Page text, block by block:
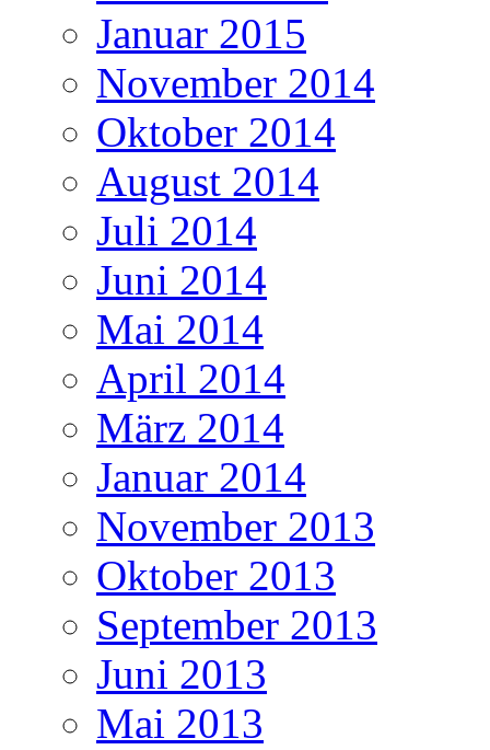
Januar 2015
November 2014
Oktober 2014
August 2014
Juli 2014
Juni 2014
Mai 2014
April 2014
März 2014
Januar 2014
November 2013
Oktober 2013
September 2013
Juni 2013
Mai 2013